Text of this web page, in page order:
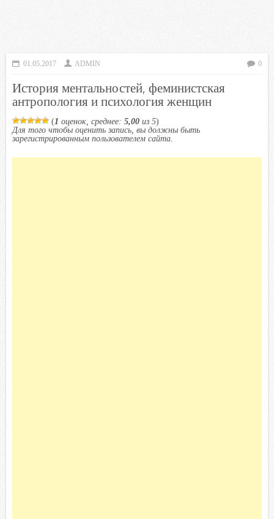
01.05.2017 ADMIN 0
История ментальностей, феминистская
антропология и психология женщин
(1 оценок, среднее: 5,00 из 5)
Для того чтобы оценить запись, вы должны быть
зарегистрированным пользователем сайта.